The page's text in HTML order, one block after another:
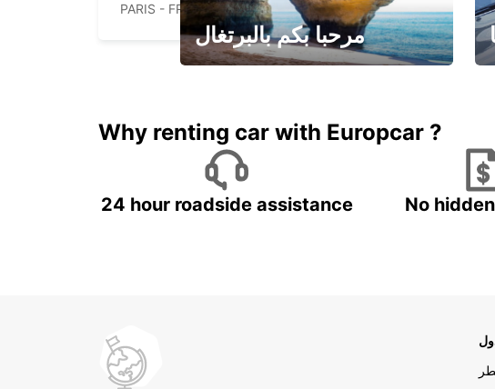
PARIS - FRANCE
مرحبا بكم بالبرتغال
Why renting car with Europcar ?
24 hour roadside assistance No